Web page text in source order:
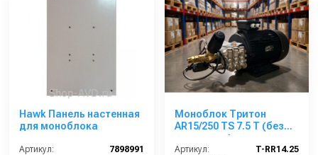
Hawk Панель настенная
для моноблока
Артикул: 7898991
Моноблок Тритон
AR15/250 TS 7.5 T (без
электрики)
Артикул:
T-RR14.25